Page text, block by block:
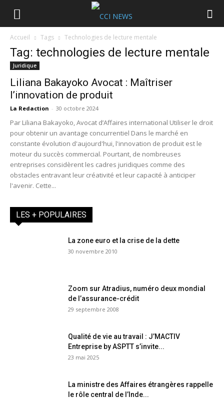
Accueil Tags Technologies de lecture mentale
Tag: technologies de lecture mentale
Juridique
Liliana Bakayoko Avocat : Maîtriser
l’innovation de produit
La Redaction - 30 octobre 2024
Par Liliana Bakayoko, Avocat d’Affaires international Utiliser le droit
pour obtenir un avantage concurrentiel Dans le marché en
constante évolution d'aujourd'hui, l'innovation de produit est le
moteur du succès commercial. Pourtant, de nombreuses
entreprises considèrent les cadres juridiques comme des
obstacles entravant leur créativité et leur capacité à anticiper
l'avenir. Cette...
LES + POPULAIRES
La zone euro et la crise de la dette
30 novembre 2010
Zoom sur Atradius, numéro deux mondial
de l’assurance-crédit
29 septembre 2008
Qualité de vie au travail : J’MACTIV
Entreprise by ASPTT s’invite...
23 mai 2025
La ministre des Affaires étrangères rappelle
le rôle central de l’Inde...